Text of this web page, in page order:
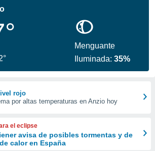
Menguante
Iluminada:35%
rojo
por altas temperaturas en Anzio hoy
el eclipse
avisa de posibles tormentas y de
calor en España